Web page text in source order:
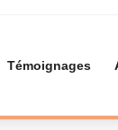
Témoignages